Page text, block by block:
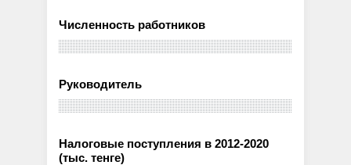
Численность работников
Руководитель
Налоговые поступления в 2012-2020
(тыс. тенге)